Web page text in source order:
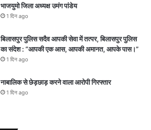
भाजयुमो जिला अध्यक्ष उमंग पांडेय
1 दिन ago
बिलासपुर पुलिस सदैव आपकी सेवा में तत्पर, बिलासपुर पुलिस
का संदेश : “आपकी एक आस, आपकी अमानत, आपके पास।”
1 दिन ago
नाबालिक से छेड़छाड़ करने वाला आरोपी गिरफ्तार
1 दिन ago